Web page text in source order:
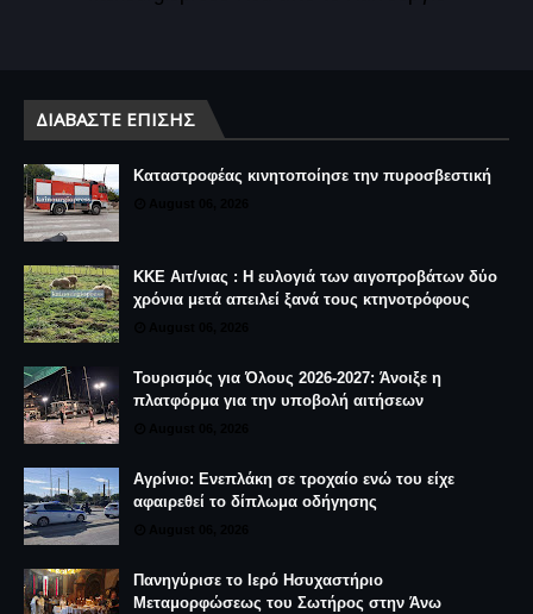
ΔΙΑΒΆΣΤΕ ΕΠΊΣΗΣ
Καταστροφέας κινητοποίησε την πυροσβεστική
ΚΚΕ Αιτ/νιας : Η ευλογιά των αιγοπροβάτων δύο
χρόνια μετά απειλεί ξανά τους κτηνοτρόφους
Τουρισμός για Όλους 2026-2027: Άνοιξε η
πλατφόρμα για την υποβολή αιτήσεων
Αγρίνιο: Ενεπλάκη σε τροχαίο ενώ του είχε
αφαιρεθεί το δίπλωμα οδήγησης
Πανηγύρισε το Ιερό Ησυχαστήριο
Μεταμορφώσεως του Σωτήρος στην Άνω